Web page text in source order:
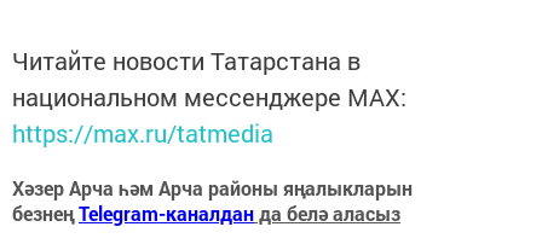
Читайте новости Татарстана в
национальном мессенджере MАХ:
https://max.ru/tatmedia
Хәзер Арча һәм Арча районы яңалыкларын
безнеңTelegram-каналданда белә аласыз